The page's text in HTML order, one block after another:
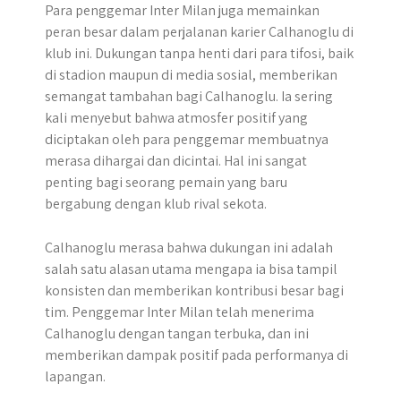
Para penggemar Inter Milan juga memainkan
peran besar dalam perjalanan karier Calhanoglu di
klub ini. Dukungan tanpa henti dari para tifosi, baik
di stadion maupun di media sosial, memberikan
semangat tambahan bagi Calhanoglu. Ia sering
kali menyebut bahwa atmosfer positif yang
diciptakan oleh para penggemar membuatnya
merasa dihargai dan dicintai. Hal ini sangat
penting bagi seorang pemain yang baru
bergabung dengan klub rival sekota.
Calhanoglu merasa bahwa dukungan ini adalah
salah satu alasan utama mengapa ia bisa tampil
konsisten dan memberikan kontribusi besar bagi
tim. Penggemar Inter Milan telah menerima
Calhanoglu dengan tangan terbuka, dan ini
memberikan dampak positif pada performanya di
lapangan.